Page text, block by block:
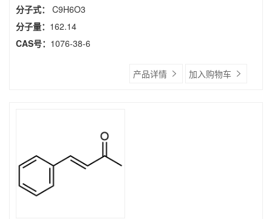
分子式： C9H6O3
分子量： 162.14
CAS号： 1076-38-6
产品详情 加入购物车